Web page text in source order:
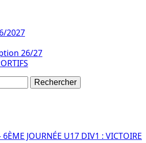
2027
26/27
JOURNÉE U17 DIV1 : VICTOIRE